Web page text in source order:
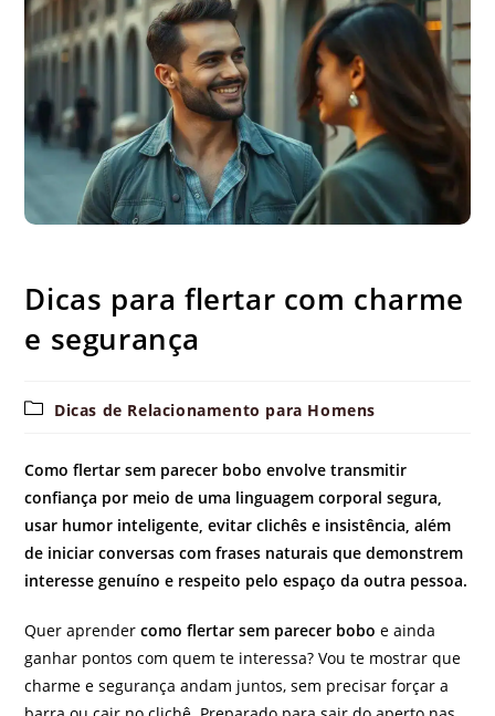
Dicas para flertar com charme
e segurança
Categoria
Dicas de Relacionamento para Homens
Como flertar sem parecer bobo envolve transmitir
confiança por meio de uma linguagem corporal segura,
usar humor inteligente, evitar clichês e insistência, além
de iniciar conversas com frases naturais que demonstrem
interesse genuíno e respeito pelo espaço da outra pessoa.
Quer aprendercomo flertar sem parecer bobo e ainda
ganhar pontos com quem te interessa? Vou te mostrar que
charme e segurança andam juntos, sem precisar forçar a